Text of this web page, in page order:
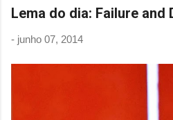
Lema do dia: Failure and
- junho 07, 2014